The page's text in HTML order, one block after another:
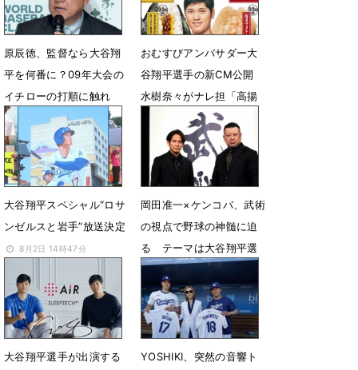
原辰徳、監督なら大谷翔
平を何番に？09年大会の
イチローの打順に触れ
「落ち着く場所が一番」
1月23日 13時46分
おむすびアンバサダー大
谷翔平選手の新CM公開
水樹奈々がナレ担「高揚
感を込めて収録」
8月22日 17時00分
大谷翔平スペシャル“ロサ
ンゼルスと岩手”放送決定
8月2日 14時47分
岡田准一×ケンコバ、武術
の視点で野球の神髄に迫
る テーマは大谷翔平選
手
6月23日 18時02分
大谷翔平選手が出演する
YOSHIKI、突然の音響ト